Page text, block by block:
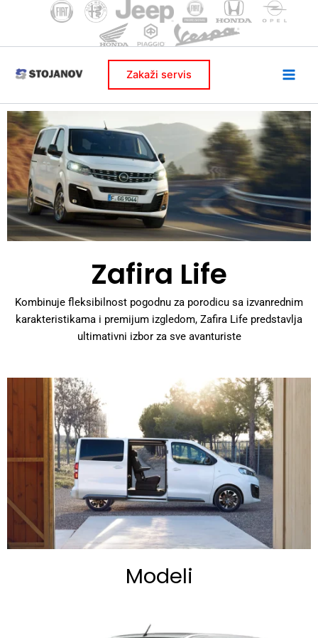
Zakaži servis
Zafira Life
Kombinuje fleksibilnost pogodnu za porodicu sa izvanrednim
karakteristikama i premijum izgledom, Zafira Life predstavlja
ultimativni izbor za sve avanturiste
Modeli